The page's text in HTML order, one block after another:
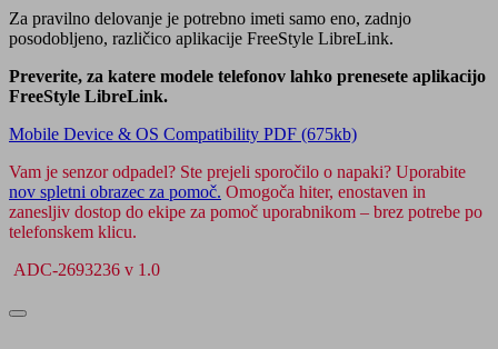
Za pravilno delovanje je potrebno imeti samo eno, zadnjo
posodobljeno, različico aplikacije FreeStyle LibreLink.
Preverite, za katere modele telefonov lahko prenesete aplikacijo
FreeStyle LibreLink.
Mobile Device & OS Compatibility PDF (675kb)
Vam je senzor odpadel? Ste prejeli sporočilo o napaki? Uporabite
nov spletni obrazec za pomoč. Omogoča hiter, enostaven in
zanesljiv dostop do ekipe za pomoč uporabnikom – brez potrebe po
telefonskem klicu.
ADC-2693236 v 1.0